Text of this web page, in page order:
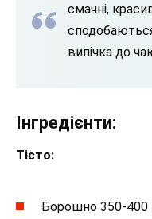
смачні,
випічка до
Інгредієнти:
Тісто:
Борошно 350-400